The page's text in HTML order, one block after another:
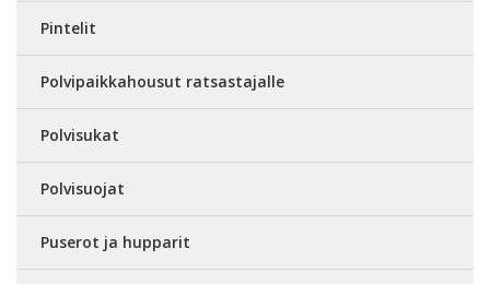
Pintelit
Polvipaikkahousut ratsastajalle
Polvisukat
Polvisuojat
Puserot ja hupparit